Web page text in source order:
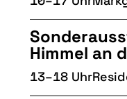
FOTOGRUPPE
Himmel an
13–18 Uhr